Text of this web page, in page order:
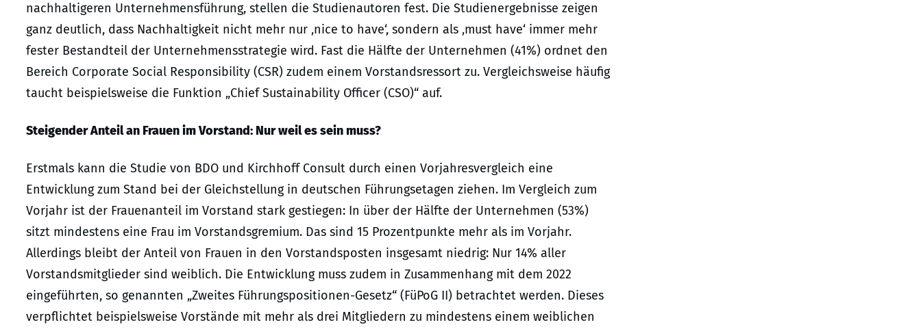
nachhaltigeren Unternehmensführung, stellen die Studienautoren fest. Die Studienergebnisse zeigen
ganz deutlich, dass Nachhaltigkeit nicht mehr nur ‚nice to have‘, sondern als ‚must have‘ immer mehr
fester Bestandteil der Unternehmensstrategie wird. Fast die Hälfte der Unternehmen (41%) ordnet den
Bereich Corporate Social Responsibility (CSR) zudem einem Vorstandsressort zu. Vergleichsweise häufig
taucht beispielsweise die Funktion „Chief Sustainability Officer (CSO)“ auf.
Steigender Anteil an Frauen im Vorstand: Nur weil es sein muss?
Erstmals kann die Studie von BDO und Kirchhoff Consult durch einen Vorjahresvergleich eine
Entwicklung zum Stand bei der Gleichstellung in deutschen Führungsetagen ziehen. Im Vergleich zum
Vorjahr ist der Frauenanteil im Vorstand stark gestiegen: In über der Hälfte der Unternehmen (53%)
sitzt mindestens eine Frau im Vorstandsgremium. Das sind 15 Prozentpunkte mehr als im Vorjahr.
Allerdings bleibt der Anteil von Frauen in den Vorstandsposten insgesamt niedrig: Nur 14% aller
Vorstandsmitglieder sind weiblich. Die Entwicklung muss zudem in Zusammenhang mit dem 2022
eingeführten, so genannten „Zweites Führungspositionen-Gesetz“ (FüPoG II) betrachtet werden. Dieses
verpflichtet beispielsweise Vorstände mit mehr als drei Mitgliedern zu mindestens einem weiblichen